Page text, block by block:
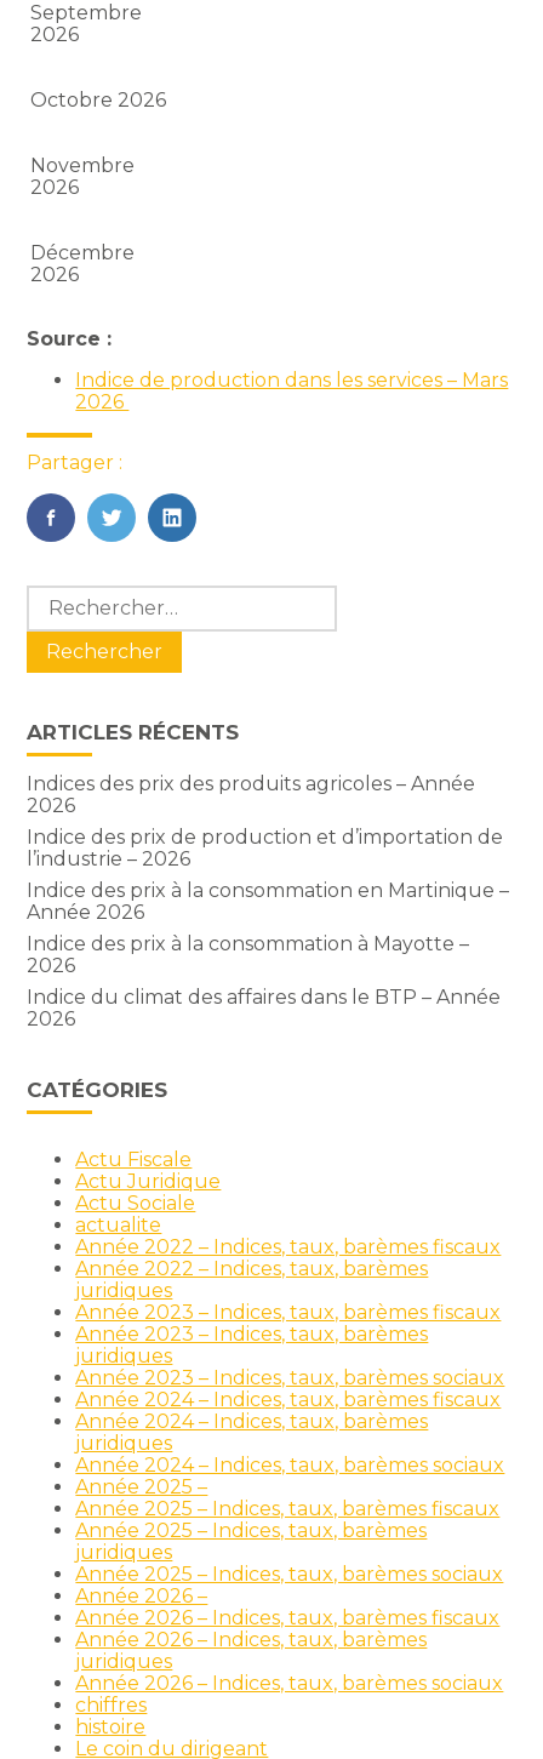
Septembre
2026
Octobre 2026
Novembre
2026
Décembre
2026
Source :
Indice de production dans les services – Mars
2026
Partager :
FaceBook
TwitterLinkedIn
Blog
sidebar
Rechercher :
ARTICLES RÉCENTS
Indices des prix des produits agricoles – Année
2026
Indice des prix de production et d’importation de
l’industrie – 2026
Indice des prix à la consommation en Martinique –
Année 2026
Indice des prix à la consommation à Mayotte –
2026
Indice du climat des affaires dans le BTP – Année
2026
CATÉGORIES
Actu Fiscale
Actu Juridique
Actu Sociale
actualite
Année 2022 – Indices, taux, barèmes fiscaux
Année 2022 – Indices, taux, barèmes
juridiques
Année 2023 – Indices, taux, barèmes fiscaux
Année 2023 – Indices, taux, barèmes
juridiques
Année 2023 – Indices, taux, barèmes sociaux
Année 2024 – Indices, taux, barèmes fiscaux
Année 2024 – Indices, taux, barèmes
juridiques
Année 2024 – Indices, taux, barèmes sociaux
Année 2025 –
Année 2025 – Indices, taux, barèmes fiscaux
Année 2025 – Indices, taux, barèmes
juridiques
Année 2025 – Indices, taux, barèmes sociaux
Année 2026 –
Année 2026 – Indices, taux, barèmes fiscaux
Année 2026 – Indices, taux, barèmes
juridiques
Année 2026 – Indices, taux, barèmes sociaux
chiffres
histoire
Le coin du dirigeant